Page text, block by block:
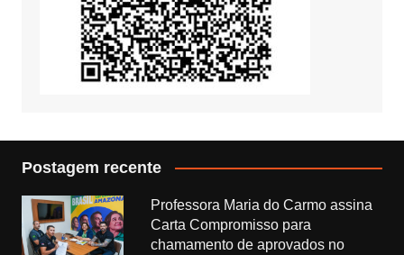
Postagem recente
Professora Maria do Carmo assina
Carta Compromisso para
chamamento de aprovados no